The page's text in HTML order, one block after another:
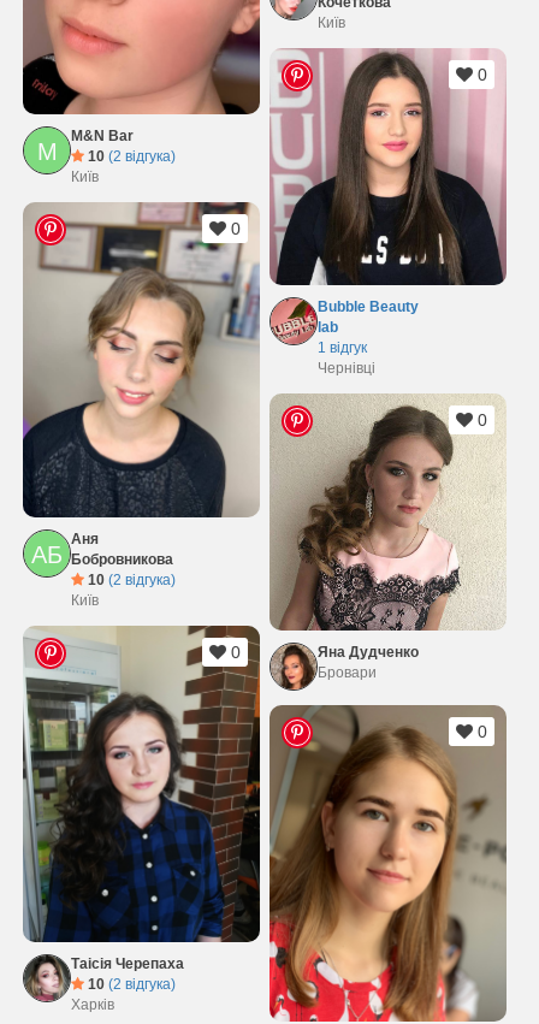
Київ
M
M&N Bar
10 (2 відгука)
Київ
Bubble Beauty
lab
1 відгук
Чернівці
0
АБ
Аня
Бобровникова
10 (2 відгука)
Київ
0
Яна Дудченко
Бровари
0
Таісія Черепаха
10 (2 відгука)
Харків
0
0